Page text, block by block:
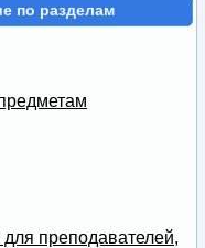
по разделам
преподавателей,